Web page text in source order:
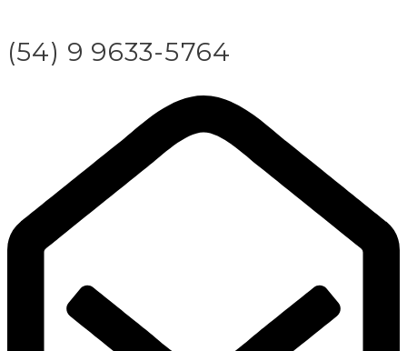
(54) 9 9633-5764